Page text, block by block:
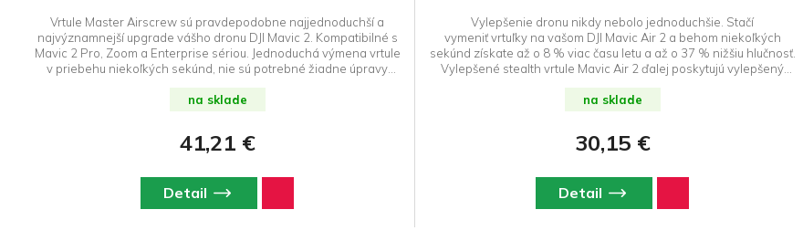
Vrtule Master Airscrew sú pravdepodobne najjednoduchší a
najvýznamnejší upgrade vášho dronu DJI Mavic 2. Kompatibilné s
Mavic 2 Pro, Zoom a Enterprise sériou. Jednoduchá výmena vrtule
v priebehu niekoľkých sekúnd, nie sú potrebné žiadne úpravy
chod, vyššiu efektivitu a dlhší čas letu, ako aj zvýšený výkon v
režime Šport a pri letoch vo veľkých výškach. DroneRepublic.sk je
Slovensku.
na sklade
41,21 €
Detail
Vylepšenie dronu nikdy nebolo jednoduchšie. Stačí
vymeniť vrtuľky na vašom DJI Mavic Air 2 a behom niekoľkých
sekúnd získate až o 8 % viac času letu a až o 37 % nižšiu hlučnosť.
Vylepšené stealth vrtule Mavic Air 2 ďalej poskytujú vylepšený
odolnosť a viditeľnosť spolu s bezkonkurenčnými výkonovými
vlastnosťami. DroneRepublic.sk je výhradným dovozcom a
na sklade
30,15 €
Detail